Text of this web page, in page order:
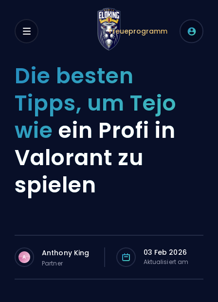
Treueprogramm
Die besten
Tipps, um Tejo
wie ein Profi in
Valorant zu
spielen
A Anthony King
Partner
03 Feb 2026
Aktualisiert am